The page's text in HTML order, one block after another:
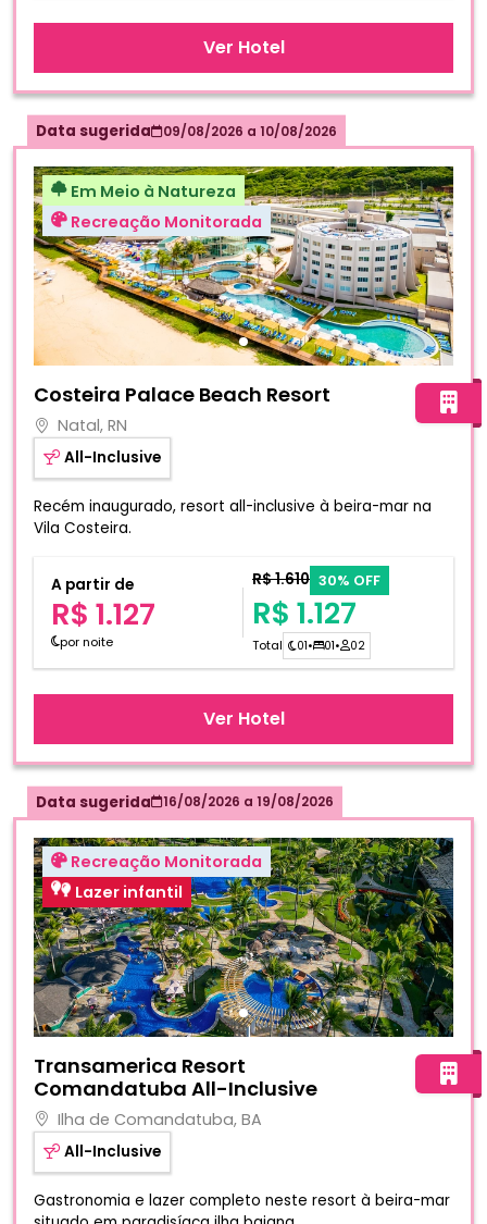
Ver Hotel
Data sugerida 09/08/2026 a 10/08/2026
Em Meio à Natureza
Recreação Monitorada
Costeira Palace Beach Resort
Natal, RN
All-Inclusive
Recém inaugurado, resort all-inclusive à beira-mar na
Vila Costeira.
A partir de
R$ 1.127
por noite
R$ 1.610 30% OFF
R$ 1.127
Total 01• 01• 02
Ver Hotel
Data sugerida 16/08/2026 a 19/08/2026
Recreação Monitorada
Lazer infantil
Fotos do hotel Transamerica Resort Comandatuba All-
Transamerica Resort
Comandatuba All-Inclusive
Ilha de Comandatuba, BA
All-Inclusive
Gastronomia e lazer completo neste resort à beira-mar